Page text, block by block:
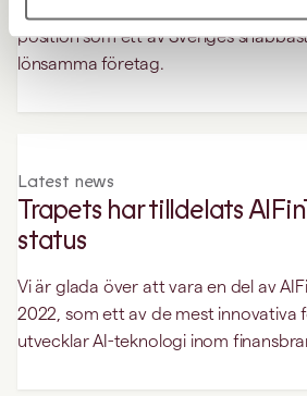
position som ett av Sveriges
lönsamma företag.
Latest news
Trapets har tilldelats
status
Vi är glada över att vara en del av
2022, som ett av de mest innovativa
utvecklar AI-teknologi inom